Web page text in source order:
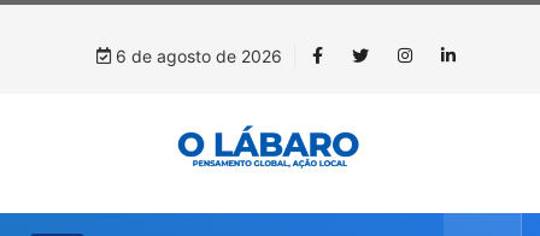
6 de agosto de 2026